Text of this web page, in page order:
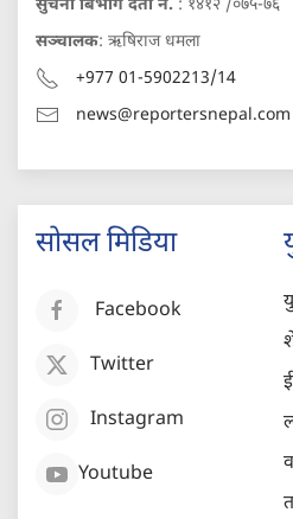
सुचना बिभाग दर्ता नं. : १४१२ /०७५-७६
सञ्चालक: ऋषिराज धमला
+977 01-5902213/14
news@reportersnepal.com
सोसल मिडिया
Facebook
Twitter
Instagram
Youtube